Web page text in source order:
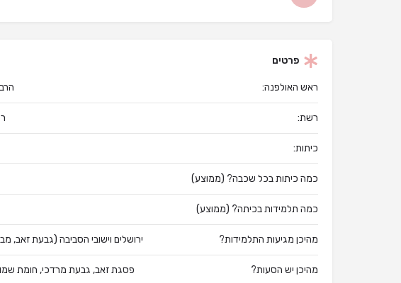
פרטים
ראש האולפנה:
רשת:
כיתות:
כמה כיתות בכל שכבה? (ממוצע)
כמה תלמידות בכיתה? (ממוצע)
מהיכן מגיעות התלמידות? ירושלים וישובי הסביבה (גבעת זאב,
מהיכן יש הסעות? פסגת זאב, גבעת מרדכי, חומת